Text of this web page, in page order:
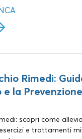
Rimedi:
e la Prevenzione
scopri come
e trattamenti